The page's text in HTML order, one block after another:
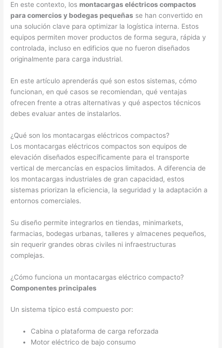
En este contexto, los montacargas eléctricos compactos
para comercios y bodegas pequeñas se han convertido en
una solución clave para optimizar la logística interna. Estos
equipos permiten mover productos de forma segura, rápida y
controlada, incluso en edificios que no fueron diseñados
originalmente para carga industrial.
En este artículo aprenderás qué son estos sistemas, cómo
funcionan, en qué casos se recomiendan, qué ventajas
ofrecen frente a otras alternativas y qué aspectos técnicos
debes evaluar antes de instalarlos.
¿Qué son los montacargas eléctricos compactos?
Los montacargas eléctricos compactos son equipos de
elevación diseñados específicamente para el transporte
vertical de mercancías en espacios limitados. A diferencia de
los montacargas industriales de gran capacidad, estos
sistemas priorizan la eficiencia, la seguridad y la adaptación a
entornos comerciales.
Su diseño permite integrarlos en tiendas, minimarkets,
farmacias, bodegas urbanas, talleres y almacenes pequeños,
sin requerir grandes obras civiles ni infraestructuras
complejas.
¿Cómo funciona un montacargas eléctrico compacto?
Componentes principales
Un sistema típico está compuesto por:
Cabina o plataforma de carga reforzada
Motor eléctrico de bajo consumo